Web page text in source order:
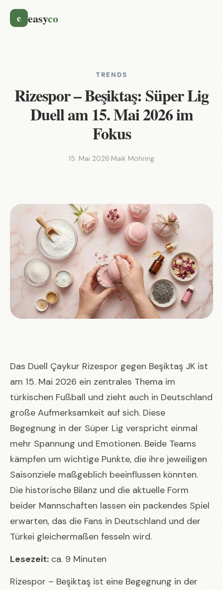
e easyco
TRENDS
Rizespor – Beşiktaş: Süper Lig
Duell am 15. Mai 2026 im
Fokus
15. Mai 2026·Maik Möhring
Das Duell Çaykur Rizespor gegen Beşiktaş JK ist
am 15. Mai 2026 ein zentrales Thema im
türkischen Fußball und zieht auch in Deutschland
große Aufmerksamkeit auf sich. Diese
Begegnung in der Süper Lig verspricht einmal
mehr Spannung und Emotionen. Beide Teams
kämpfen um wichtige Punkte, die ihre jeweiligen
Saisonziele maßgeblich beeinflussen könnten.
Die historische Bilanz und die aktuelle Form
beider Mannschaften lassen ein packendes Spiel
erwarten, das die Fans in Deutschland und der
Türkei gleichermaßen fesseln wird.
Lesezeit: ca. 9 Minuten
Rizespor – Beşiktaş ist eine Begegnung in der